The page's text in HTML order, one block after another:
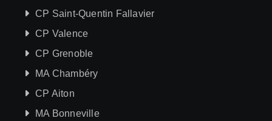
CP Saint-Quentin Fallavier
CP Valence
CP Grenoble
MA Chambéry
CP Aiton
MA Bonneville